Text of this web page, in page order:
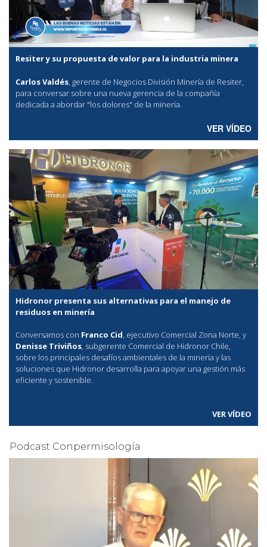
Resiter y su propuesta de valor para la industria minera
Carlos Valdés, gerente de Negocios División Minería de Resiter,
para conversar sobre una nueva gerencia de la compañía
dedicada a abordar "los dolores" de la minería.
VER VÍDEO
Hidronor presenta sus alternativas para el manejo de
residuos en minería
Conversamos con Franco Cid, ejecutivo Comercial Zona Norte, y
Denisse Triviños, subgerente Comercial de Hidronor Chile,
sobre los principales desafíos ambientales de la minería y las
soluciones que Hidronor desarrolla para apoyar una gestión más
eficiente y sostenible.
VER VÍDEO
Podcast Conpermisología